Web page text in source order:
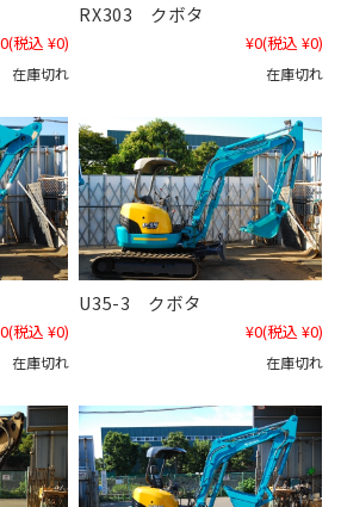
(税込 ¥0)
在庫切れ
RX303 クボタ
¥0(税込 ¥0)
在庫切れ
(税込 ¥0)
在庫切れ
U35-3 クボタ
¥0(税込 ¥0)
在庫切れ